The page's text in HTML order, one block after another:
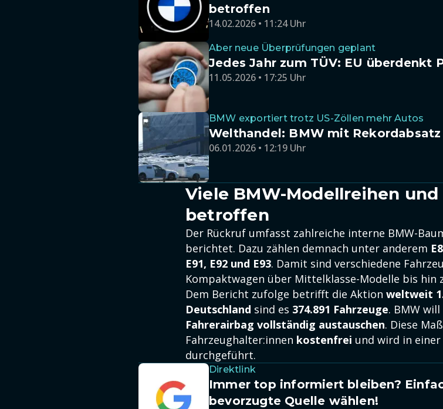
betroffen
14.02.2026 • 11:24 Uhr
Aber neue Überprüfungen geplant
Jedes Jahr zum TÜV: EU überdenkt
11.05.2026 • 17:25 Uhr
BMW exportiert trotz US-Zöllen mehr Autos
Welthandel: BMW mit
06.01.2026 • 12:19 Uhr
Viele BMW-Modellreihen und
betroffen
Der Rückruf umfasst zahlreiche interne BMW-
berichtet. Dazu zählen demnach unter anderem
E91, E92 und E93. Damit sind verschiedene
Kompaktwagen über Mittelklasse-Modelle bis hin
Dem Bericht zufolge betrifft die Aktion weltweit
Deutschland sind es 374.891 Fahrzeuge. BMW
Fahrerairbag vollständig austauschen. Diese
Fahrzeughalter:innen kostenfrei und wird in einer
durchgeführt.
Direktlink
Immer top informiert bleiben?
bevorzugte Quelle wählen!